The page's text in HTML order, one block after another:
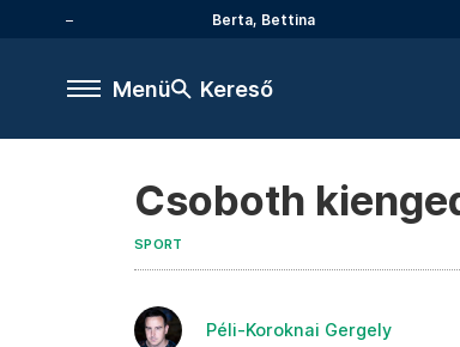
Berta, Bettina
Menü Kereső
Csoboth
SPORT
Péli-Koroknai Gergely